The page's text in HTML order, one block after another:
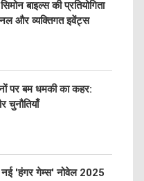
बाइल्स की प्रतियोगिता
और व्यक्तिगत इवेंट्स
पर बम धमकी का कहर:
चुनौतियाँ
'हंगर गेम्स' नोवेल 2025